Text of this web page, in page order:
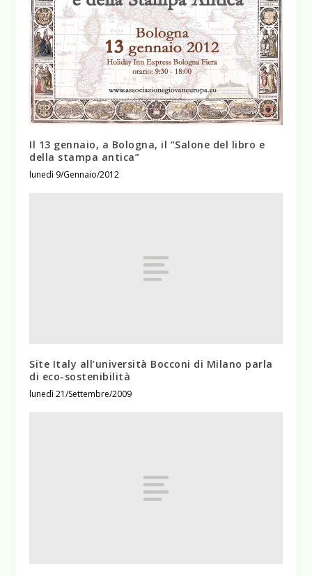
Il 13 gennaio, a Bologna, il “Salone del libro e
della stampa antica”
lunedì 9/Gennaio/2012
Site Italy all’università Bocconi di Milano parla
di eco-sostenibilità
lunedì 21/Settembre/2009